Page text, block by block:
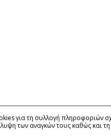
για τη συλλογή πληροφοριών
των αναγκών τους καθώς και